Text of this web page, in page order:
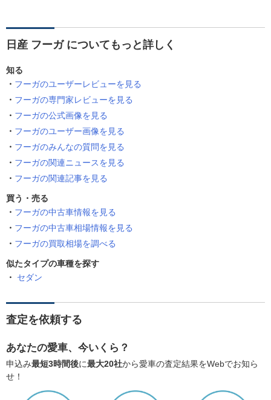
日産 フーガ についてもっと詳しく
知る
フーガのユーザーレビューを見る
フーガの専門家レビューを見る
フーガの公式画像を見る
フーガのユーザー画像を見る
フーガのみんなの質問を見る
フーガの関連ニュースを見る
フーガの関連記事を見る
買う・売る
フーガの中古車情報を見る
フーガの中古車相場情報を見る
フーガの買取相場を調べる
似たタイプの車種を探す
セダン
査定を依頼する
あなたの愛車、今いくら？
申込み最短3時間後に最大20社から愛車の査定結果をWebでお知ら
せ！